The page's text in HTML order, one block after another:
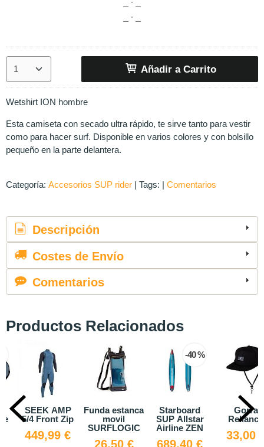
Añadir a Carrito
Wetshirt ION hombre
Esta camiseta con secado ultra rápido, te sirve tanto para vestir
como para hacer surf. Disponible en varios colores y con bolsillo
pequeño en la parte delantera.
Categoría: Accesorios SUP rider | Tags: | Comentarios
Descripción
Costes de Envío
Comentarios
Productos Relacionados
SEEK AMP
5/4 Front Zip
449,99 €
Funda estanca
movil
SURFLOGIC
26,50 €
-40 %
Starboard
SUP Allstar
Airline ZEN
689,40 €
Gorra
Reliance
33,00